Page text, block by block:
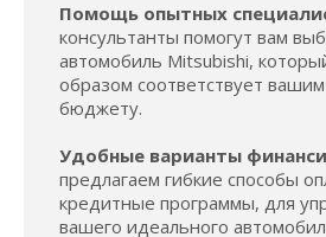
Помощь опытных
консультанты помогут вам
автомобиль Mitsubishi,
образом соответствует
бюджету.
Удобные варианты
предлагаем гибкие способы
кредитные программы, для
вашего идеального